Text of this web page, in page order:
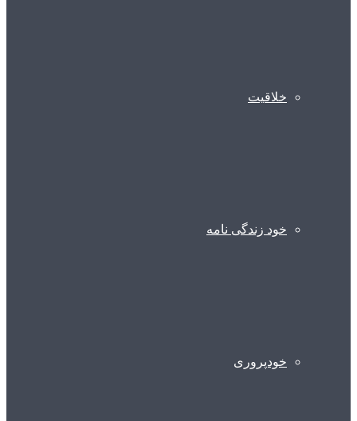
خلاقیت
خود زندگی نامه
خودپروری